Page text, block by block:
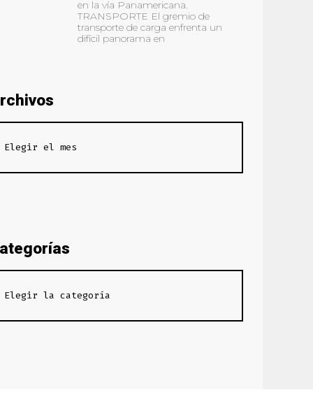
en la vía Panamericana.
TRANSPORTE El gremio de
transporte de carga enfrenta un
difícil panorama en